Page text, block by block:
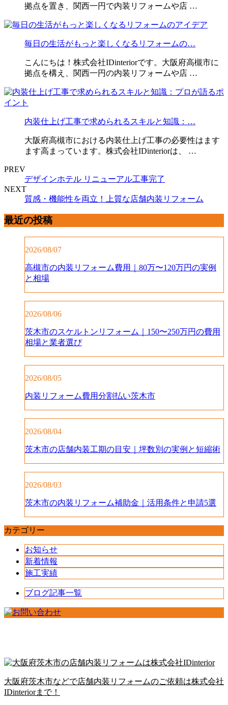
拠点を置き、関西一円で内装リフォームや店 …
毎日の生活がもっと楽しくなるリフォームの…
こんにちは！株式会社IDinteriorです。大阪府高槻市に
拠点を構え、関西一円の内装リフォームや店 …
内装仕上げ工事で求められるスキルと知識：…
大阪府高槻市における内装仕上げ工事の必要性はます
ます高まっています。株式会社IDinteriorは、 …
PREV
デザインホテル リニューアル工事完了
NEXT
質感・機能性を両立！上質な店舗内装リフォーム
最近の投稿
2026/08/07
高槻市の内装リフォーム費用｜80万〜120万円の実例
と相場
2026/08/06
茨木市のスケルトンリフォーム｜150〜250万円の費用
相場と業者選び
2026/08/05
内装リフォーム費用分割払い茨木市
2026/08/04
茨木市の店舗内装工期の目安｜坪数別の実例と短縮術
2026/08/03
茨木市の内装リフォーム補助金｜活用条件と申請5選
カテゴリー
お知らせ
新着情報
施工実績
ブログ記事一覧
大阪府茨木市などで店舗内装リフォームのご依頼は株式会社
IDinteriorまで！